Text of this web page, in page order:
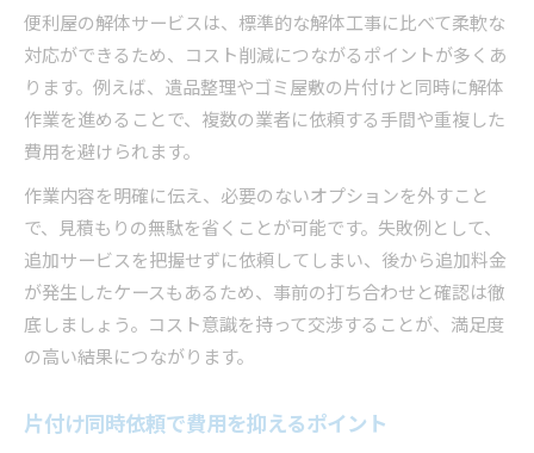
便利屋の解体サービスは、標準的な解体工事に比べて柔軟な
対応ができるため、コスト削減につながるポイントが多くあ
ります。例えば、遺品整理やゴミ屋敷の片付けと同時に解体
作業を進めることで、複数の業者に依頼する手間や重複した
費用を避けられます。
作業内容を明確に伝え、必要のないオプションを外すこと
で、見積もりの無駄を省くことが可能です。失敗例として、
追加サービスを把握せずに依頼してしまい、後から追加料金
が発生したケースもあるため、事前の打ち合わせと確認は徹
底しましょう。コスト意識を持って交渉することが、満足度
の高い結果につながります。
片付け同時依頼で費用を抑えるポイント